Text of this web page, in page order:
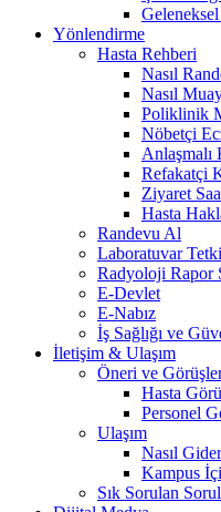
Yönlendirme
Hasta Rehberi
Nasıl
Nasıl
Poliklinik
Nöbetçi
Anlaşmalı
Refakatçi
Ziyaret
Hasta
Randevu Al
Laboratuvar
Radyoloji Rapor
E-Devlet
E-Nabız
İş Sağlığı ve
İletişim & Ulaşım
Öneri ve
Hasta
Personel
Ulaşım
Nasıl
Kampus
Sık Sorulan